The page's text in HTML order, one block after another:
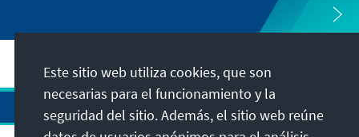
Este sitio web utiliza cookies, que son
necesarias para el funcionamiento y la
seguridad del sitio. Además, el sitio web reúne